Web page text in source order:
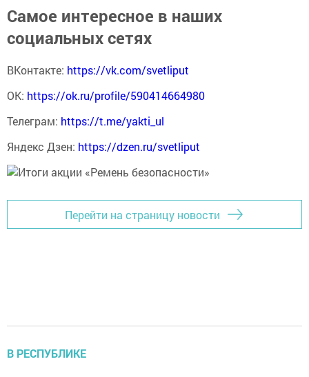
Самое интересное в наших
социальных сетях
ВКонтакте: https://vk.com/svetliput
ОК: https://ok.ru/profile/590414664980
Телеграм: https://t.me/yakti_ul
Яндекс Дзен: https://dzen.ru/svetliput
Перейти на страницу новости
В РЕСПУБЛИКЕ